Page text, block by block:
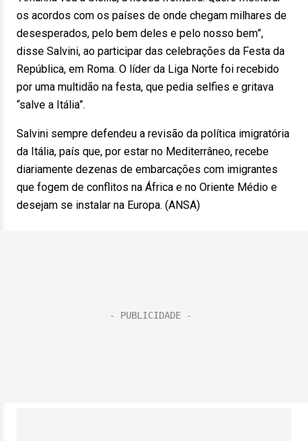
os acordos com os países de onde chegam milhares de
desesperados, pelo bem deles e pelo nosso bem”,
disse Salvini, ao participar das celebrações da Festa da
República, em Roma. O líder da Liga Norte foi recebido
por uma multidão na festa, que pedia selfies e gritava
“salve a Itália”.
Salvini sempre defendeu a revisão da política imigratória
da Itália, país que, por estar no Mediterrâneo, recebe
diariamente dezenas de embarcações com imigrantes
que fogem de conflitos na África e no Oriente Médio e
desejam se instalar na Europa. (ANSA)